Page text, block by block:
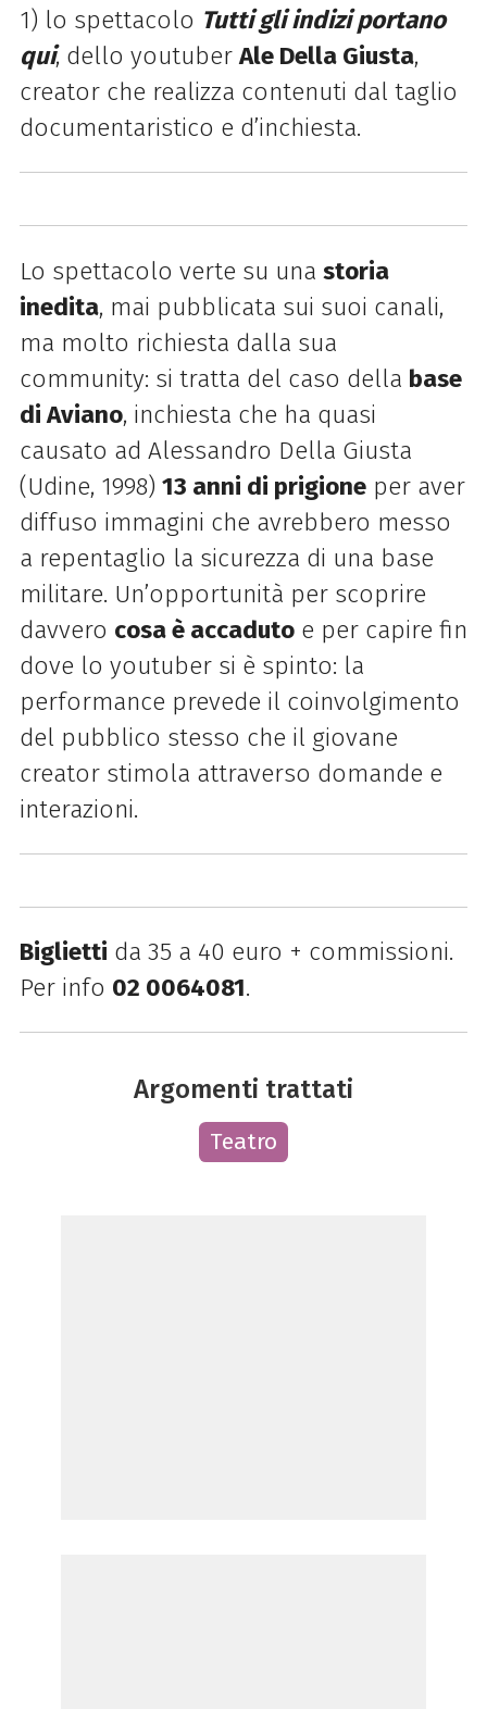
1) lo spettacolo Tutti gli indizi portano
qui, dello youtuberAle Della Giusta,
creator che realizza contenuti dal taglio
documentaristico e d’inchiesta.
Lo spettacolo verte su una storia
inedita, mai pubblicata sui suoi canali,
ma molto richiesta dalla sua
community: si tratta del caso della base
di Aviano, inchiesta che ha quasi
causato ad Alessandro Della Giusta
(Udine, 1998) 13 anni di prigioneper aver
diffuso immagini che avrebbero messo
a repentaglio la sicurezza di una base
militare. Un’opportunità per scoprire
davvero cosa è accadutoe per capire fin
dove lo youtuber si è spinto: la
performance prevede il coinvolgimento
del pubblico stesso che il giovane
creator stimola attraverso domande e
interazioni.
Biglietti da 35 a 40 euro + commissioni.
Per info 02 0064081.
Argomenti trattati
Teatro